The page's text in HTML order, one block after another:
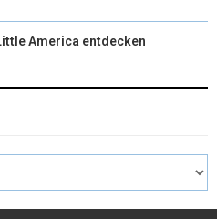
America entdecken